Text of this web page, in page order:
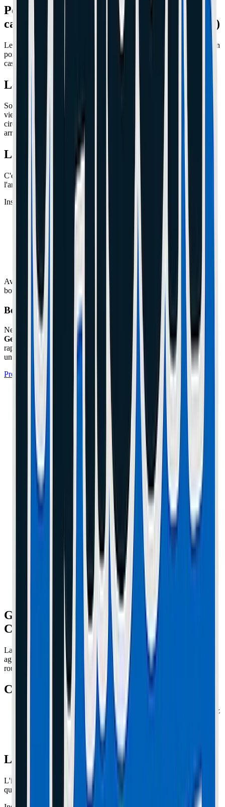
Pourquoi le garde-boue de la Xiaomi
casse tout le temps (et comment le sauver)
Le garde-boue arrière ne tient que par 3 petites vis à l'avant. C'est un
porte-à-faux trop long. Avec les pneus pleins (plus de vibrations), il
casse en moins de 200km.
Le Symptôme : Câble coupé
Souvent, avant que le garde-boue ne casse complètement, le pneu
vient frotter le câble du feu arrière à l'intérieur. Résultat : court-
circuit, et parfois ça grille le fusible F2 du contrôleur (plus de feu
arrière, plus de frein régénératif).
La Solution : Le Renfort (Bracket)
C'est une petite pièce en métal ou en plastique (PLA/ABS) qui relie
l'arrière du garde-boue à l'axe de la roue.
Installation Rapide :
Dévissez les caches latéraux réflecteurs.
Dévissez légèrement les écrous de roue (pas besoin d'enlever
la roue).
Glissez les pattes du renfort sous les écrous ou vis de cache.
Vissez l'autre extrémité sur le garde-boue (souvent en
remplaçant la vis du feu arrière par une plus longue).
Avec ça, vous pouvez même (presque) monter debout sur le garde-
boue !
Besoin d'un expert à Cannes ou Le Cannet ?
Ne prenez pas de risques avec votre matériel. L'atelier Maison du
Geek
situé à Cannes (06) prend en charge cette réparation
rapidement avec un diagnostic professionnel, des pièces certifiées et
une garantie de 1 an.
Prendre Rendez-vous à l'Atelier
Guidonnage sur Kaabo Mantis :
Comment arrêter le 'Death Wobble' ?
La Mantis a une géométrie très verticale (chasse courte) qui la rend
agile en ville, mais instable à haute vitesse. Le moindre défaut de
route peut lancer une oscillation incontrôlable : le "Speed Wobble".
Causes Secondaires
Pneu mal équilibré :
Fréquent sur les pneus chinois. Vérifiez
s'il "danse" en faisant tourner la roue dans le vide.
Jeu de direction :
Vérifiez le serrage des grosses bagues
crantées à la base de la potence.
La Solution Ultime : Le Damper
L'installation d'un amortisseur de direction (Steering Damper) est
quasi-obligatoire sur la Mantis 10 et 8 si vous roulez vite.